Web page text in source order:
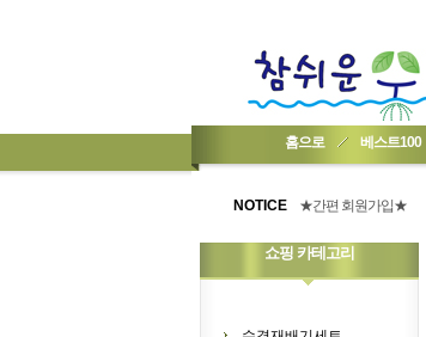
홈으로 베스트100
NOTICE
★기업회원가입 방법..
★간편 회원가입★
쇼핑 카테고리